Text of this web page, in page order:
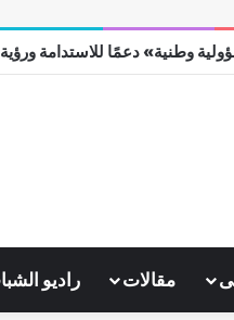
وطنية» دعمًا للاستدامة ورؤية
مقالات راديو